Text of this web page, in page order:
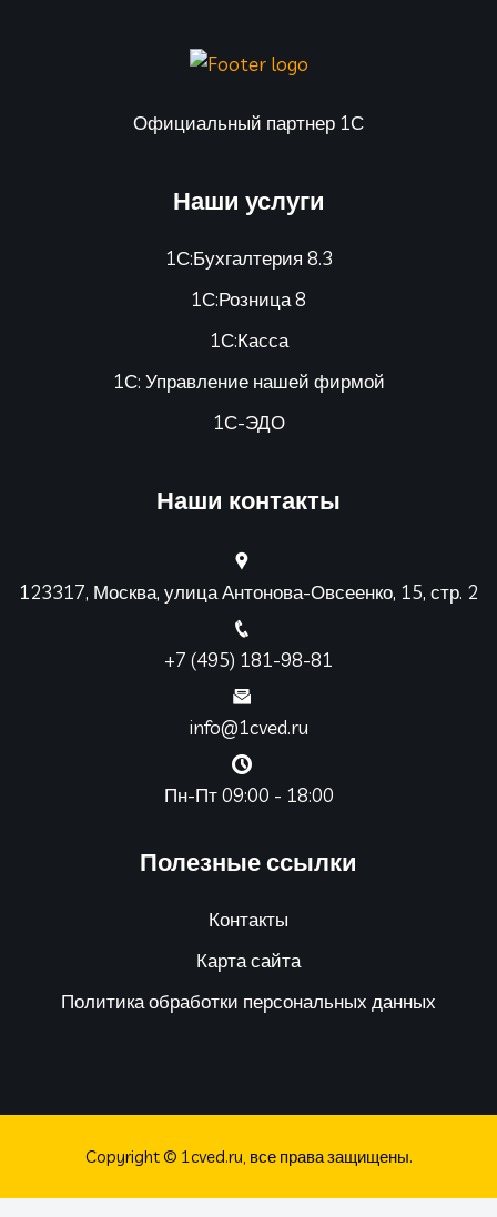
Официальный партнер 1С
Наши услуги
1С:Бухгалтерия 8.3
1С:Розница 8
1С:Касса
1С: Управление нашей фирмой
1С-ЭДО
Наши контакты
123317, Москва, улица Антонова-Овсеенко, 15, стр. 2
+7 (495) 181-98-81
info@1cved.ru
Пн-Пт 09:00 - 18:00
Полезные ссылки
Контакты
Карта сайта
Политика обработки персональных данных
Copyright © 1cved.ru, все права защищены.